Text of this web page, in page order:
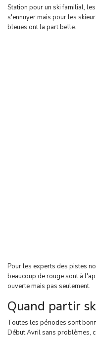
Station pour un ski familial,
s'ennuyer mais pour les
bleues ont la part belle.
Pour les experts des pistes
beaucoup de rouge sont à
ouverte mais pas seulement.
Quand partir
Toutes les périodes sont
Début Avril sans problèmes,